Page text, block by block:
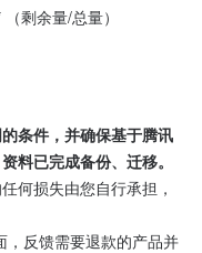
剩余量/总量）
条件，并确保基于腾讯
料已完成备份、迁移。
何损失由您自行承担，
，反馈需要退款的产品并